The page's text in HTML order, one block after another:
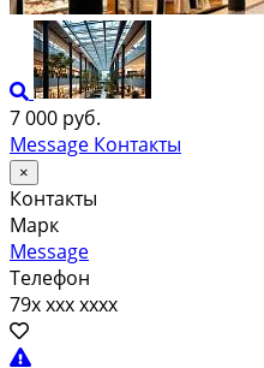
7 000 руб.
Message Контакты
×
Контакты
Марк
Message
Телефон
79x xxx xxxx